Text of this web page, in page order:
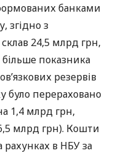
банками
згідно з
24,5 млрд грн,
показника
резервів
було перераховано
1,4 млрд грн,
млрд грн). Кошти
рахунках в НБУза